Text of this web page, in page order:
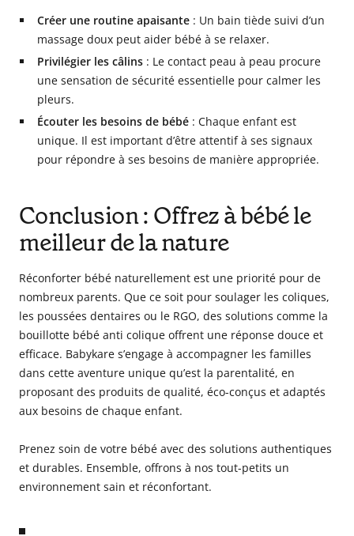
Créer une routine apaisante: Un bain tiède suivi d’un
massage doux peut aider bébé à se relaxer.
Privilégier les câlins: Le contact peau à peau procure
une sensation de sécurité essentielle pour calmer les
pleurs.
Écouter les besoins de bébé: Chaque enfant est
unique. Il est important d’être attentif à ses signaux
pour répondre à ses besoins de manière appropriée.
Conclusion : Offrez à bébé le
meilleur de la nature
Réconforter bébé naturellement est une priorité pour de
nombreux parents. Que ce soit pour soulager les coliques,
les poussées dentaires ou le RGO, des solutions comme la
bouillotte bébé anti colique offrent une réponse douce et
efficace. Babykare s’engage à accompagner les familles
dans cette aventure unique qu’est la parentalité, en
proposant des produits de qualité, éco-conçus et adaptés
aux besoins de chaque enfant.
Prenez soin de votre bébé avec des solutions authentiques
et durables. Ensemble, offrons à nos tout-petits un
environnement sain et réconfortant.